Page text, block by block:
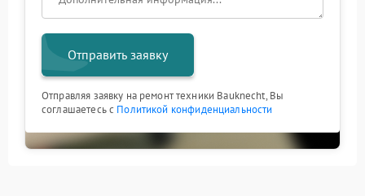
Отправить заявку
Отправляя заявку на ремонт техники Bauknecht, Вы
соглашаетесь с Политикой конфиденциальности